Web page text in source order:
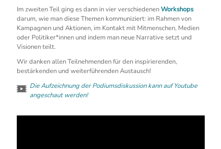
Im zweiten Teil ging es dann in vier verschiedenenWorkshops
darum, wie man diese Themen kommuniziert: im Rahmen von
Kampagnen und Aktionen, im Kontakt mit Mitmenschen, Medien
oder Politiker*innen und indem man neue Narrative setzt und
Visionen teilt.
Wir danken allen Teilnehmenden für den inspirierenden,
bestärkenden und weiterführenden Austausch!
Die Aufzeichnung der Podiumsdiskussion kann auf Youtube
angeschaut werden!